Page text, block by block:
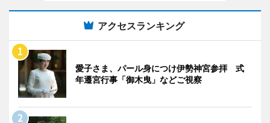
アクセスランキング
愛子さま、パール身につけ伊勢神宮参拝 式
年遷宮行事「御木曳」などご視察